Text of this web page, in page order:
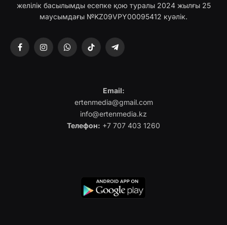
желілік басылымды есепке қою туралы 2024 жылғы 25
маусымдағы №KZ09VPY00095412 куәлік.
FacebookInstagramWhatsAppTikTok Telegram
Email:
ertenmedia@gmail.com
info@ertenmedia.kz
Телефон: +7 707 403 1260